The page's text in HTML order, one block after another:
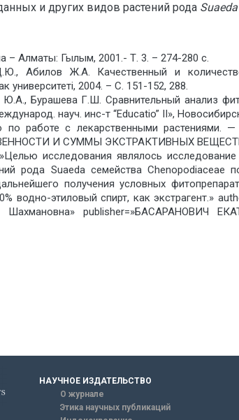
и других видов растений рода Suaeda
– Алматы: Гылым, 2001.- Т. 3. – 274-280 с.
Абилов Ж.А. Качественный и
2004. – С. 151-152, 288.
Бурашева Г.Ш. Сравнительный анализ
науч. инс-т “Educatio” II»,
по работе с лекарственными
И СУММЫ ЭКСТРАКТИВНЫХ
исследования являлось
рода Suaeda семейства
получения условных
водно-этиловый спирт, как экстрагент.»
publisher=»БАСАРАНОВИЧ
НАУЧНОЕ ИЗДАТЕЛЬСТВО
О журнале
Этика научных публикаций